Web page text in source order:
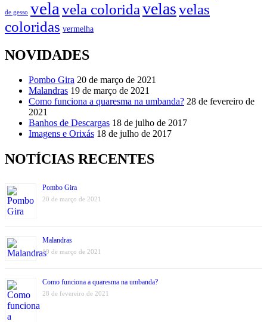
de gesso vela vela coloridavelasvelas
coloridas vermelha
NOVIDADES
Pombo Gira 20 de março de 2021
Malandras 19 de março de 2021
Como funciona a quaresma na umbanda? 28 de fevereiro de
2021
Banhos de Descargas 18 de julho de 2017
Imagens e Orixás 18 de julho de 2017
NOTÍCIAS RECENTES
Pombo Gira
20 de março de 2021
Malandras
19 de março de 2021
Como funciona a quaresma na umbanda?
28 de fevereiro de 2021